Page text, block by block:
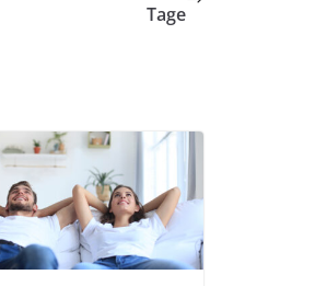
Tage